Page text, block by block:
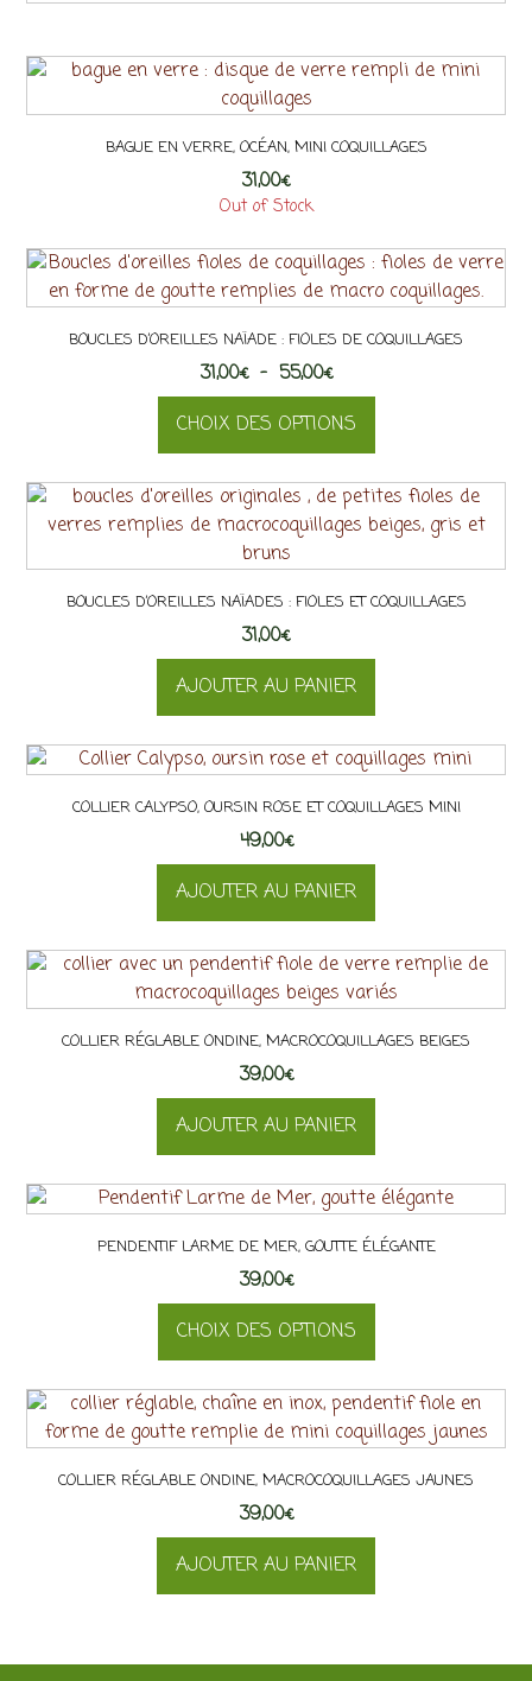
BAGUE EN VERRE, OCÉAN, MINI COQUILLAGES
31,00€
Out of Stock
BOUCLES D’OREILLES NAÏADE : FIOLES DE COQUILLAGES
31,00€ – 55,00€Plage
de
prix :
31,00€
à
55,00€
CHOIX DES OPTIONS
produit
a
plusieurs
Les
options
peuvent
être
choisies
sur
la
page
du
produit
BOUCLES D’OREILLES NAÏADES : FIOLES ET COQUILLAGES
31,00€
AJOUTER AU PANIER
COLLIER CALYPSO, OURSIN ROSE ET COQUILLAGES MINI
49,00€
AJOUTER AU PANIER
COLLIER RÉGLABLE ONDINE, MACROCOQUILLAGES BEIGES
39,00€
AJOUTER AU PANIER
PENDENTIF LARME DE MER, GOUTTE ÉLÉGANTE
39,00€
CHOIX DES OPTIONS
produit
a
variations.
Les
options
peuvent
être
sur
COLLIER RÉGLABLE ONDINE, MACROCOQUILLAGES JAUNES
39,00€
AJOUTER AU PANIER